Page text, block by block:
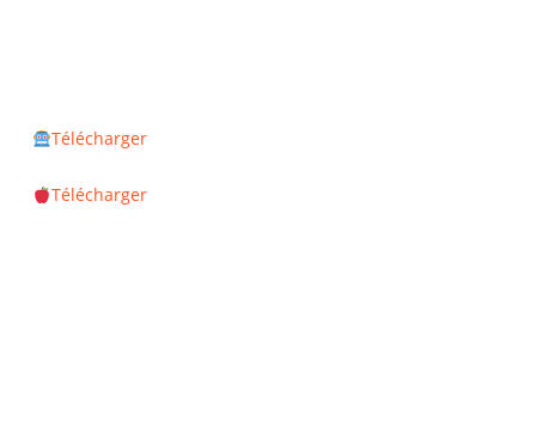
Télécharger
Télécharger